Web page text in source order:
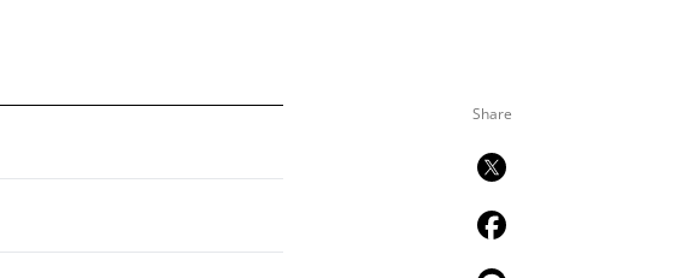
SMAU賞(イタリア)を受賞したほか、MoMAのパーマネントコレ
クションにも選定されているプロダクトデザインの名作です。
Share